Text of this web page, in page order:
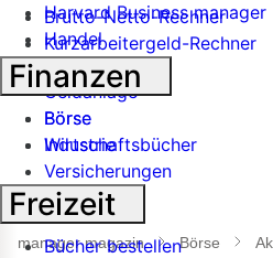
Harvard Business manager
Handel
Banken
Geldanlage
Börse
Industrie
Suche
öffnen
manager magazin Börse
Brutto-Netto-Rechner
Kurzarbeitergeld-Rechner
Finanzen
Börse
Wirtschaftsbücher
Versicherungen
Freizeit
Bücher bestellen